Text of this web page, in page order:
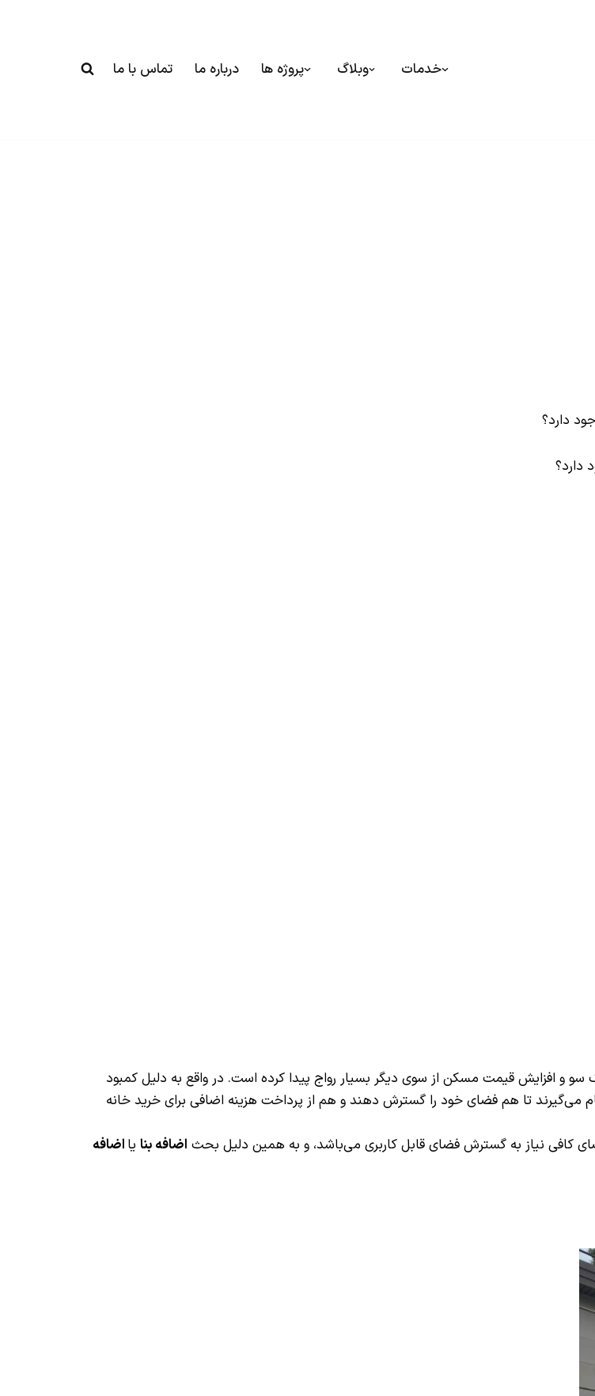
خدمات وبلاگ پروژه ها درباره ما تماس با ما
دارد؟
دارد؟
افزایش قیمت مسکن از سوی دیگر بسیار رواج پیدا کرده است. در واقع به دلیل کمبود
می‌گیرند تا هم فضای خود را گسترش دهند و هم از پرداخت هزینه اضافی برای خرید خانه
کافی نیاز به گسترش فضای قابل کاربری می‌باشد، و به همین دلیل بحث اضافه بنا یااضافه